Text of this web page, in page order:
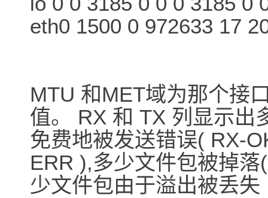
eth0 1500 0 972633 17
MTU 和MET域为那个接
值。 RX 和 TX 列显示出
免费地被发送错误( RX-
ERR ),多少文件包被掉
少文件包由于溢出被丢